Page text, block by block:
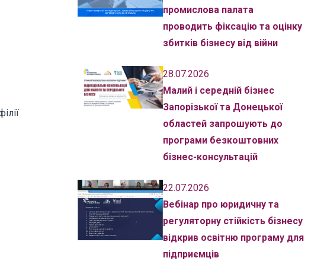
промислова палата
проводить фіксацію та оцінку
збитків бізнесу від війни
28.07.2026
Малий і середній бізнес
Запорізької та Донецької
областей запрошують до
програми безкоштовних
бізнес-консультацій
22.07.2026
Вебінар про юридичну та
регуляторну стійкість бізнесу
відкрив освітню програму для
підприємців